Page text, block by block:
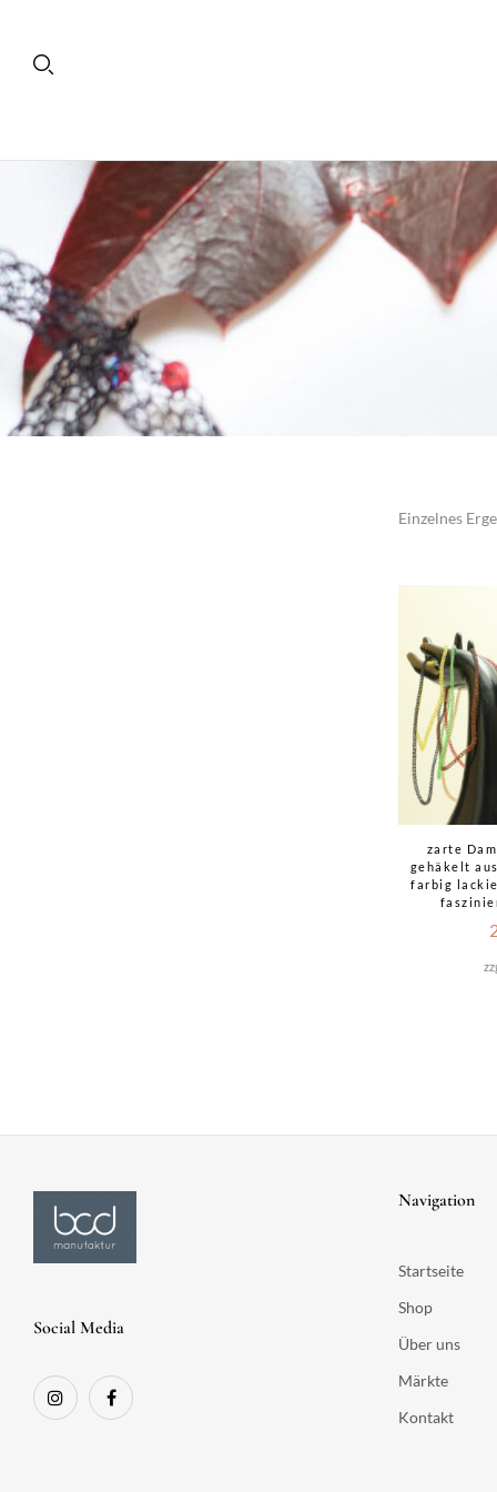
Einzelnes
zarte
gehäkelt
farbig
Social Media
Navigation
Startseite
Shop
Über uns
Märkte
Kontakt